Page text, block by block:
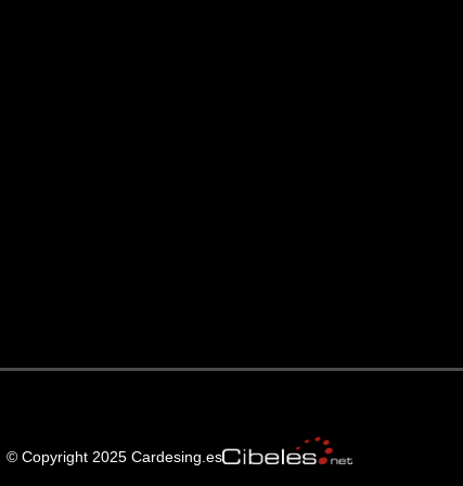
© Copyright 2025 Cardesing.es